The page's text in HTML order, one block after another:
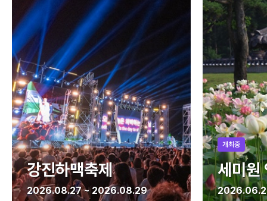
강진하맥축제
2026.08.27 ~ 2026.08.29
개최중
세미원